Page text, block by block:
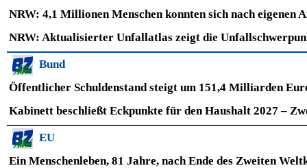
NRW: 4,1 Millionen Menschen konnten sich nach eigenen
NRW: Aktualisierter Unfallatlas zeigt die
Bund
Öffentlicher Schuldenstand steigt um 151,4 Milliarden
Kabinett beschließt Eckpunkte für den Haushalt 2027 –
EU
Ein Menschenleben, 81 Jahre, nach Ende des Zweiten